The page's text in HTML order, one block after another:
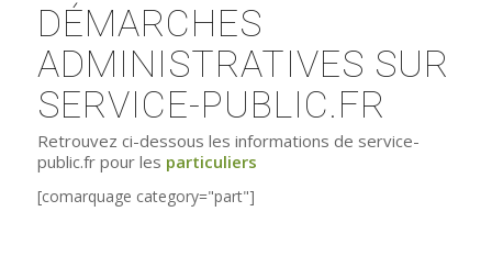
DÉMARCHES
ADMINISTRATIVES SUR
SERVICE-PUBLIC.FR
Retrouvez ci-dessous les informations de service-
public.fr pour les particuliers
[comarquage category="part"]